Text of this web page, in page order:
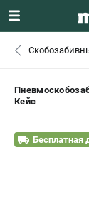
+7 (911)
САНКТ-
0 ₽
Кейс
Бесплатная